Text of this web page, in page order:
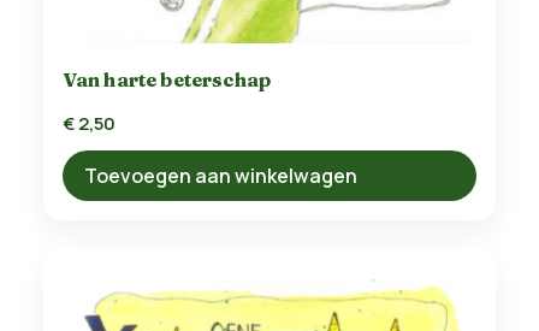
Van harte beterschap
€2,50
Toevoegen aan winkelwagen